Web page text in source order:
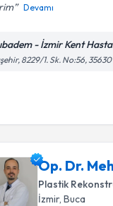
Devamı
- İzmir Kent
8229/1. Sk. No:56, 35630
Op. Dr.
Plastik
İzmir, Buca